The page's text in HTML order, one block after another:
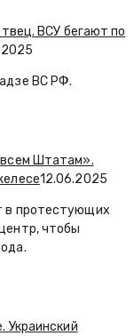
ВСУ бегают по
ВС РФ.
Штатам».
12.06.2025
в протестующих
чтобы
Украинский